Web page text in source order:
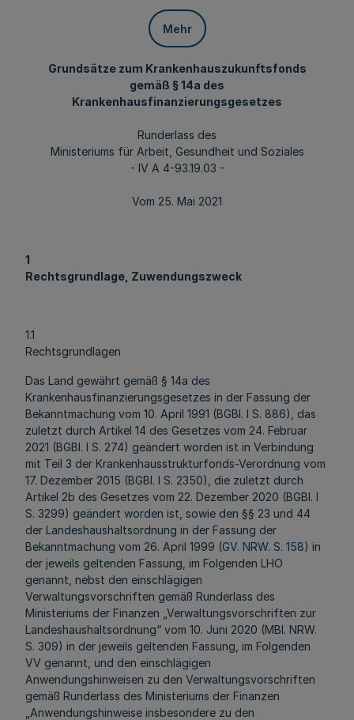
Mehr
Grundsätze zum Krankenhauszukunftsfonds
gemäß § 14a des
Krankenhausfinanzierungsgesetzes
Runderlass des
Ministeriums für Arbeit, Gesundheit und Soziales
- IV A 4-93.19.03 -
Vom 25. Mai 2021
1
Rechtsgrundlage, Zuwendungszweck
1.1
Rechtsgrundlagen
Das Land gewährt gemäß § 14a des
Krankenhausfinanzierungsgesetzes in der Fassung der
Bekanntmachung vom 10. April 1991 (BGBl. I S. 886), das
zuletzt durch Artikel 14 des Gesetzes vom 24. Februar
2021 (BGBl. I S. 274) geändert worden ist in Verbindung
mit Teil 3 der Krankenhausstrukturfonds-Verordnung vom
17. Dezember 2015 (BGBl. I S. 2350), die zuletzt durch
Artikel 2b des Gesetzes vom 22. Dezember 2020 (BGBl. I
S. 3299) geändert worden ist, sowie den §§ 23 und 44
der Landeshaushaltsordnung in der Fassung der
Bekanntmachung vom 26. April 1999 (GV. NRW. S. 158) in
der jeweils geltenden Fassung, im Folgenden LHO
genannt, nebst den einschlägigen
Verwaltungsvorschriften gemäß Runderlass des
Ministeriums der Finanzen „Verwaltungsvorschriften zur
Landeshaushaltsordnung“ vom 10. Juni 2020 (MBl. NRW.
S. 309) in der jeweils geltenden Fassung, im Folgenden
VV genannt, und den einschlägigen
Anwendungshinweisen zu den Verwaltungsvorschriften
gemäß Runderlass des Ministeriums der Finanzen
„Anwendungshinweise insbesondere zu den